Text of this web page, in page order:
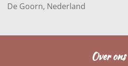
De Goorn, Nederland
Over ons